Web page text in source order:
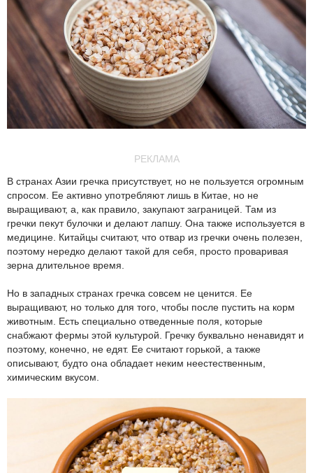
РЕКЛАМА
В странах Азии гречка присутствует, но не пользуется огромным
спросом. Ее активно употребляют лишь в Китае, но не
выращивают, а, как правило, закупают заграницей. Там из
гречки пекут булочки и делают лапшу. Она также используется в
медицине. Китайцы считают, что отвар из гречки очень полезен,
поэтому нередко делают такой для себя, просто проваривая
зерна длительное время.
Но в западных странах гречка совсем не ценится. Ее
выращивают, но только для того, чтобы после пустить на корм
животным. Есть специально отведенные поля, которые
снабжают фермы этой культурой. Гречку буквально ненавидят и
поэтому, конечно, не едят. Ее считают горькой, а также
описывают, будто она обладает неким неестественным,
химическим вкусом.